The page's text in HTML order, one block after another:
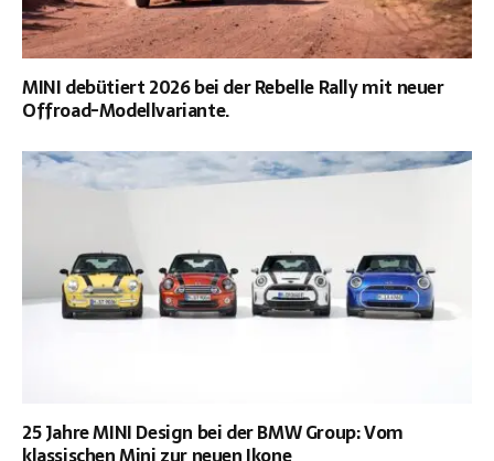
MINI debütiert 2026 bei der Rebelle Rally mit neuer
Offroad-Modellvariante.
25 Jahre MINI Design bei der BMW Group: Vom